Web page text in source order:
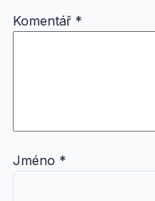
Komentář *
Jméno *